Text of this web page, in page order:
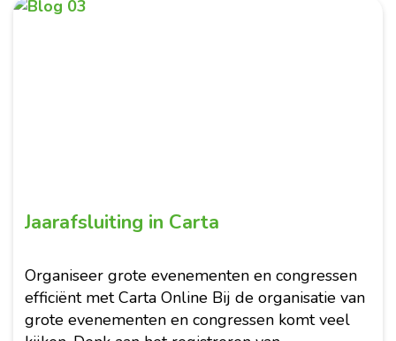
Jaarafsluiting in Carta
Organiseer grote evenementen en congressen
efficiënt met Carta Online Bij de organisatie van
grote evenementen en congressen komt veel